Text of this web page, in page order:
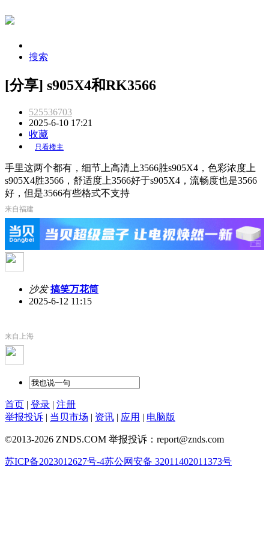
搜索
[分享] s905X4和RK3566
525536703
2025-6-10 17:21
收藏
只看楼主
手里这两个都有，细节上高清上3566胜s905X4，色彩浓度上
s905X4胜3566，舒适度上3566好于s905X4，流畅度也是3566
好，但是3566有些格式不支持
来自福建
沙发 搞笑万花筒
2025-6-12 11:15
来自上海
首页 | 登录 | 注册
举报投诉 | 当贝市场 | 资讯 | 应用 | 电脑版
©2013-2026 ZNDS.COM 举报投诉：report@znds.com
苏ICP备2023012627号-4苏公网安备 32011402011373号